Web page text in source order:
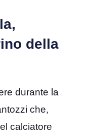
della
durante la
che,
calciatore